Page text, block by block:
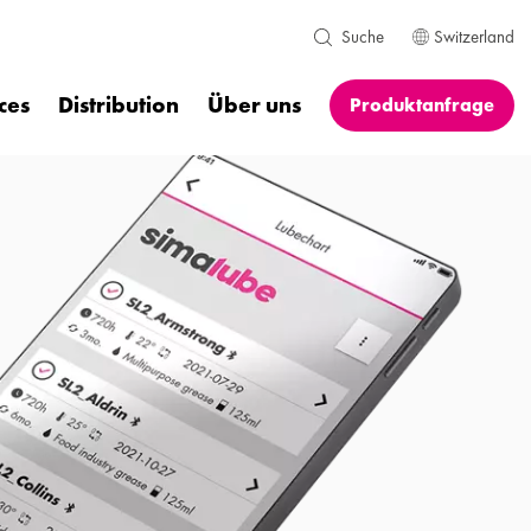
Suche Switzerland
Distribution Über uns Produktanfrage